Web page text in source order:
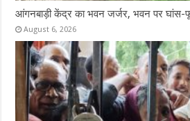
आंगनबाड़ी केंद्र का भवन जर्जर, भवन पर घांस-
August 6, 2026